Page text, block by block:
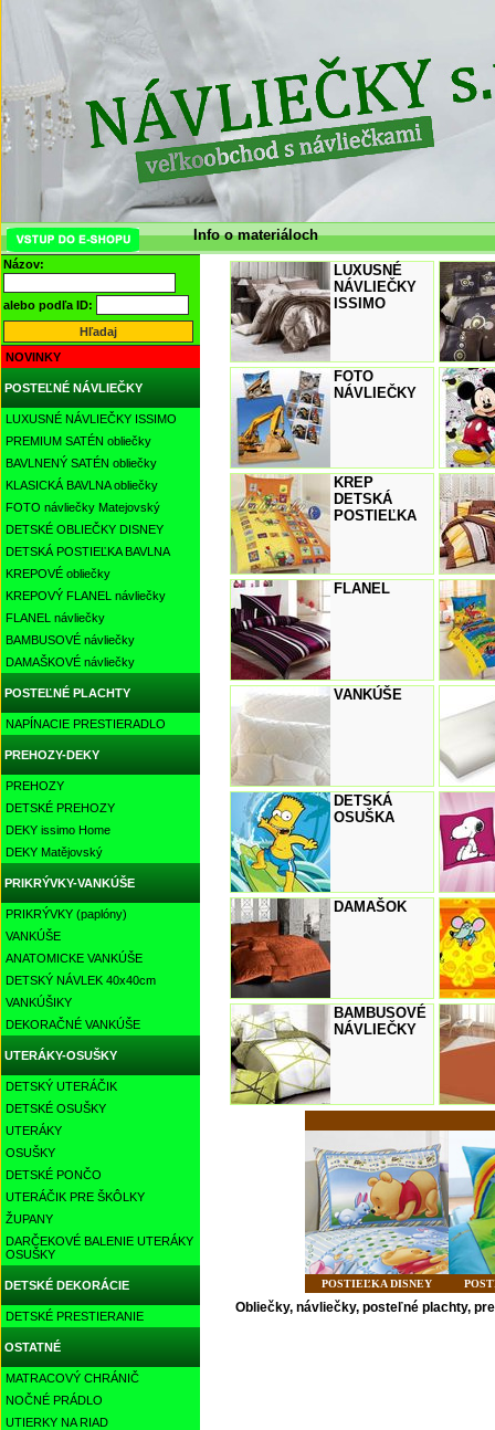
Info o materiáloch
Názov:
alebo podľa ID:
NOVINKY
POSTEĽNÉ NÁVLIEČKY
LUXUSNÉ NÁVLIEČKY ISSIMO
PREMIUM SATÉN obliečky
BAVLNENÝ SATÉN obliečky
KLASICKÁ BAVLNA obliečky
FOTO návliečky Matejovský
DETSKÉ OBLIEČKY DISNEY
DETSKÁ POSTIEĽKA BAVLNA
KREPOVÉ obliečky
KREPOVÝ FLANEL návliečky
FLANEL návliečky
BAMBUSOVÉ návliečky
DAMAŠKOVÉ návliečky
POSTEĽNÉ PLACHTY
NAPÍNACIE PRESTIERADLO
PREHOZY-DEKY
PREHOZY
DETSKÉ PREHOZY
DEKY issimo Home
DEKY Matějovský
PRIKRÝVKY-VANKÚŠE
PRIKRÝVKY (paplóny)
VANKÚŠE
ANATOMICKE VANKÚŠE
DETSKÝ NÁVLEK 40x40cm
VANKÚŠIKY
DEKORAČNÉ VANKÚŠE
UTERÁKY-OSUŠKY
DETSKÝ UTERÁČIK
DETSKÉ OSUŠKY
UTERÁKY
OSUŠKY
DETSKÉ PONČO
UTERÁČIK PRE ŠKÔLKY
ŽUPANY
DARČEKOVÉ BALENIE UTERÁKY
OSUŠKY
DETSKÉ DEKORÁCIE
DETSKÉ PRESTIERANIE
OSTATNÉ
MATRACOVÝ CHRÁNIČ
NOČNÉ PRÁDLO
UTIERKY NA RIAD
LUXUSNÉ
NÁVLIEČKY
ISSIMO
FOTO
NÁVLIEČKY
KREP
DETSKÁ
POSTIEĽKA
FLANEL
VANKÚŠE
DETSKÁ
OSUŠKA
DAMAŠOK
BAMBUSOVÉ
NÁVLIEČKY
POSTIEĽKA DISNEY
Obliečky, návliečky, posteľné plachty,